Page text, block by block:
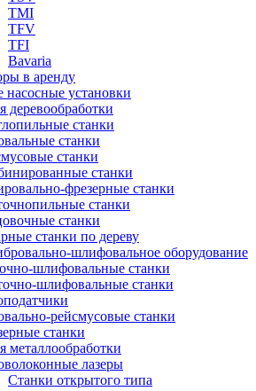
TMI
TFV
TFI
Bavaria
в аренду
насосные установки
деревообработки
станки
станки
станки
станки
фрезерные станки
станки
станки
станки по дереву
шлифовальное оборудование
шлифовальные станки
шлифовальные станки
рейсмусовые станки
станки
металлообработки
лазеры
Станки открытого типа